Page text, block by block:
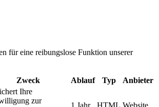
für eine reibungslose Funktion unserer
Zweck Ablauf Typ Anbieter
Ihre
zur
1 Jahr HTML Website